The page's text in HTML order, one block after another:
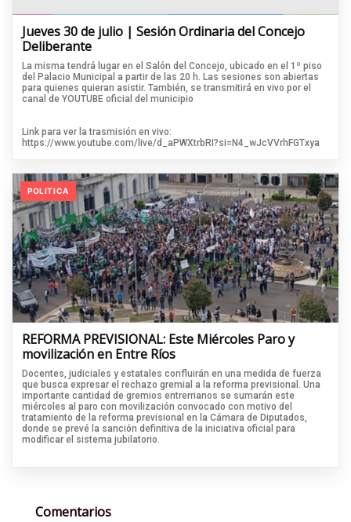
Jueves 30 de julio | Sesión Ordinaria del Concejo
Deliberante
La misma tendrá lugar en el Salón del Concejo, ubicado en el 1º piso
del Palacio Municipal a partir de las 20 h. Las sesiones son abiertas
para quienes quieran asistir. También, se transmitirá en vivo por el
canal de YOUTUBE oficial del municipio
Link para ver la trasmisión en vivo:
https://www.youtube.com/live/d_aPWXtrbRI?si=N4_wJcVVrhFGTxya
POLITICA
REFORMA PREVISIONAL: Este Miércoles Paro y
movilización en Entre Ríos
Docentes, judiciales y estatales confluirán en una medida de fuerza
que busca expresar el rechazo gremial a la reforma previsional. Una
importante cantidad de gremios entrerrianos se sumarán este
miércoles al paro con movilización convocado con motivo del
tratamiento de la reforma previsional en la Cámara de Diputados,
donde se prevé la sanción definitiva de la iniciativa oficial para
modificar el sistema jubilatorio.
Comentarios